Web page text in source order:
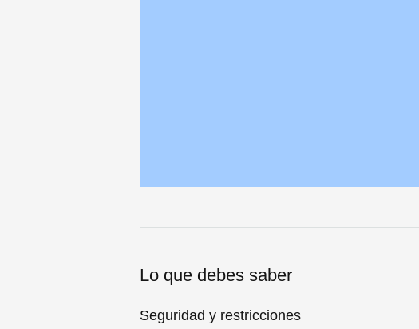
Lo que debes saber
Seguridad y restricciones